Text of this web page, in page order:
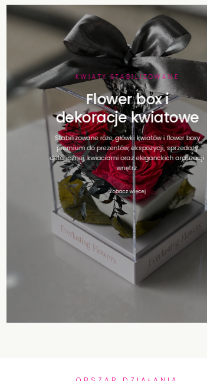
KWIATY STABILIZOWANE
Flower box i
dekoracje kwiatowe
Stabilizowane róże, główki kwiatów i flower boxy
premium do prezentów, ekspozycji, sprzedaży
detalicznej, kwiaciarni oraz eleganckich aranżacji
wnętrz.
Zobacz więcej